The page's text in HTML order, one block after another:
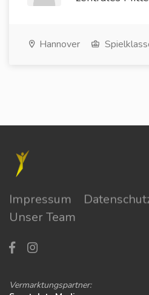
Hannover
Impressum
Unser Team
Vermarktungspartner: